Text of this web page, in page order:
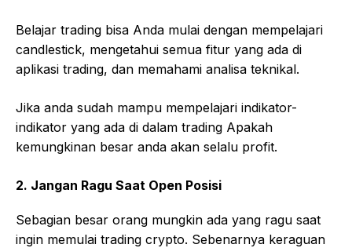
Belajar trading bisa Anda mulai dengan mempelajari
candlestick, mengetahui semua fitur yang ada di
aplikasi trading, dan memahami analisa teknikal.
Jika anda sudah mampu mempelajari indikator-
indikator yang ada di dalam trading Apakah
kemungkinan besar anda akan selalu profit.
2. Jangan Ragu Saat Open Posisi
Sebagian besar orang mungkin ada yang ragu saat
ingin memulai trading crypto. Sebenarnya keraguan